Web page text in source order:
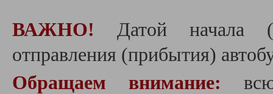
ВАЖНО! Датой начала
отправления (прибытия)
Обращаем внимание: